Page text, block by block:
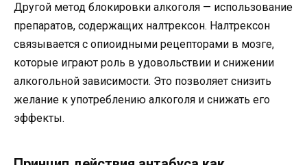
Другой метод блокировки алкоголя — использование
препаратов, содержащих налтрексон. Налтрексон
связывается с опиоидными рецепторами в мозге,
которые играют роль в удовольствии и снижении
алкогольной зависимости. Это позволяет снизить
желание к употреблению алкоголя и снижать его
эффекты.